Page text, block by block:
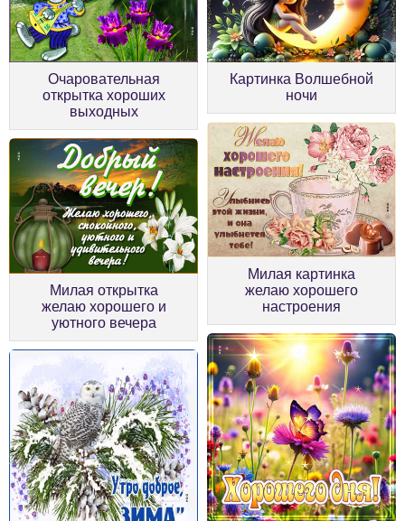
Очаровательная
открытка хороших
выходных
Картинка Волшебной
ночи
Милая открытка
желаю хорошего и
уютного вечера
Милая картинка
желаю хорошего
настроения